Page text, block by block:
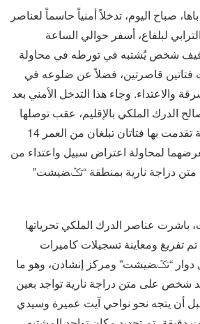
صباح اليوم، تدخلاً أمنياً حاسماً لعناصر
لبلفاع، أسفر حوالي الساعة
شخص يُشتبه في تورطه في محاولة
فتاتين قاصرتين، فضلاً عن ضلوعه في
والاعتداء. وجاء هذا التدخل الأمني بعد
الدرك الملكي بالإقليم، عقب توصلها
أول أمس الاثنين بشكاية تقدمت بها فتاتان تبلغان من العمر 14
بتعرضهما لمحاولة اعتراض سبيل واعتداء من
دراجة نارية بمنطقة “تݣضيشت”
باشرت عناصر الدرك الملكي تحرياتها
تم تفريغ ومعاينة تسجيلات كاميرات
دوار “تݣضيشت” ومركز إنشادن، وهو ما
على متن دراجة نارية تواجد بعين
أن يتجه نحو نواحي آيت عميرة وسيدي